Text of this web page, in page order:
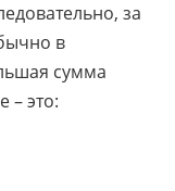
за
в
сумма
– это: